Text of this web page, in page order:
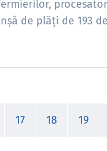
de plăți de 193
17 18 19